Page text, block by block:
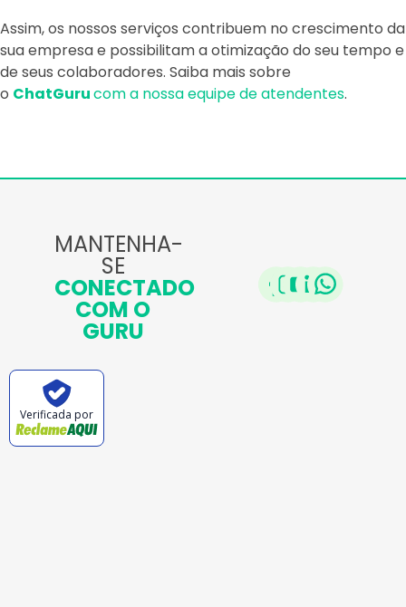
Assim, os nossos serviços contribuem no crescimento da
sua empresa e possibilitam a otimização do seu tempo e
de seus colaboradores. Saiba mais sobre
o ChatGurucom a nossa equipe de atendentes.
MANTENHA-
SE
CONECTADO
COM O
GURU
Verificada por